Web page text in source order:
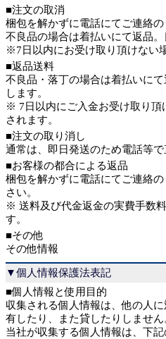
■注文の取消
梱包を解かずに電話にてご連絡の
不良品の場合は着払いにて返品。
※7日以内にお受け取り頂けない
■返品送料
不良品・落丁の場合は着払いに
します。
※ 7日以内にご入金お受け取り頂
されます。
■注文の取り消し
通常は、即日発送のため電話等で
■お客様の都合による返品
梱包を解かずに電話にてご連絡
さい。
※ 送料及び代金返金の実費手数
す。
■その他
その他情報
▼個人情報保護法表記
■個人情報と使用目的
収集される個人情報は、他の人
有したり、また貸したりしません
当社が収集する個人情報は、下記